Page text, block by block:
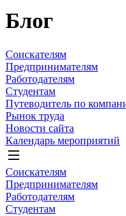
Блог
Соискателям
Предпринимателям
Работодателям
Студентам
Путеводитель по
Рынок труда
Новости сайта
Календарь мероприятий
Соискателям
Предпринимателям
Работодателям
Студентам